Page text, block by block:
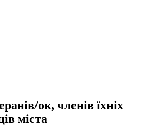
ок, членів їхніх
міста